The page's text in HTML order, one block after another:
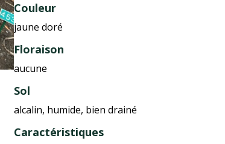
Couleur
jaune doré
Floraison
aucune
Sol
alcalin, humide, bien drainé
Caractéristiques